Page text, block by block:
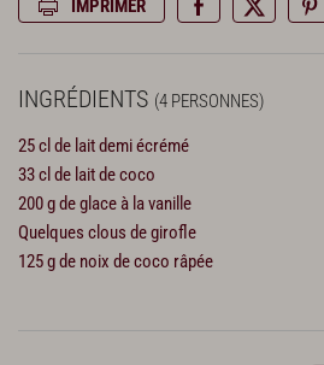
IMPRIMER
INGRÉDIENTS (4 PERSONNES)
25 cl de lait demi écrémé
33 cl de lait de coco
200 g de glace à la vanille
Quelques clous de girofle
125 g de noix de coco râpée